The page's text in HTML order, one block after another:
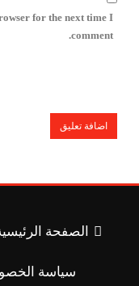
for the next time I
comment.
الصفحة
سياسة